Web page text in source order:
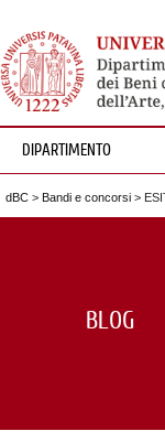
DIPARTIMENTO
dBC > Bandi e concorsi >
BLOG